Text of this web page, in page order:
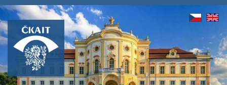
P
ř
e
j
t
k